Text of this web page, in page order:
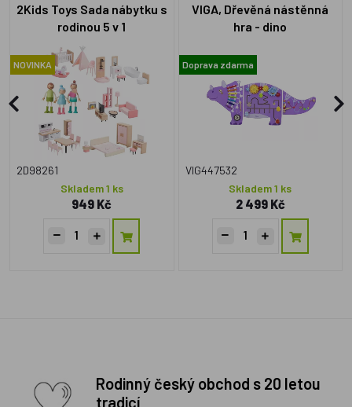
2Kids Toys Sada nábytku s
rodinou 5 v 1
NOVINKA
2D98261
Skladem 1 ks
949 Kč
VIGA, Dřevěná nástěnná
hra - dino
Doprava zdarma
VIG447532
Skladem 1 ks
2 499 Kč
Rodinný český obchod s 20 letou
tradicí